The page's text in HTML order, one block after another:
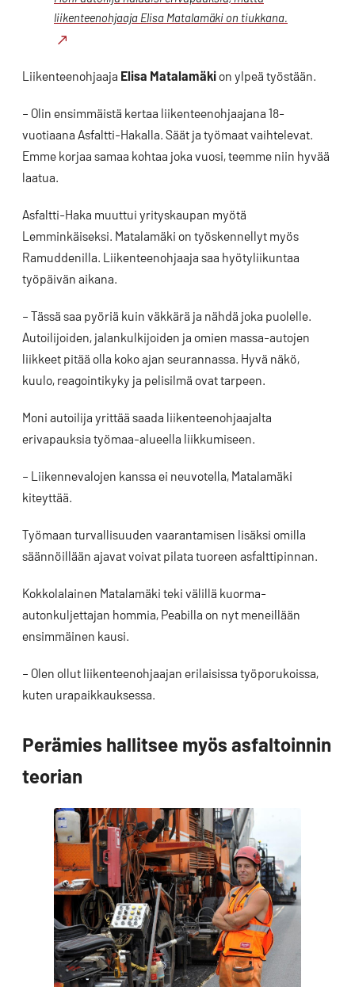
liikenteenohjaaja Elisa Matalamäki on tiukkana.
Liikenteenohjaaja Elisa Matalamäkion ylpeä työstään.
– Olin ensimmäistä kertaa liikenteenohjaajana 18-
vuotiaana Asfaltti-Hakalla. Säät ja työmaat vaihtelevat.
Emme korjaa samaa kohtaa joka vuosi, teemme niin hyvää
laatua.
Asfaltti-Haka muuttui yrityskaupan myötä
Lemminkäiseksi. Matalamäki on työskennellyt myös
Ramuddenilla. Liikenteenohjaaja saa hyötyliikuntaa
työpäivän aikana.
– Tässä saa pyöriä kuin väkkärä ja nähdä joka puolelle.
Autoilijoiden, jalankulkijoiden ja omien massa-autojen
liikkeet pitää olla koko ajan seurannassa. Hyvä näkö,
kuulo, reagointikyky ja pelisilmä ovat tarpeen.
Moni autoilija yrittää saada liikenteenohjaajalta
erivapauksia työmaa-alueella liikkumiseen.
– Liikennevalojen kanssa ei neuvotella, Matalamäki
kiteyttää.
Työmaan turvallisuuden vaarantamisen lisäksi omilla
säännöillään ajavat voivat pilata tuoreen asfalttipinnan.
Kokkolalainen Matalamäki teki välillä kuorma-
autonkuljettajan hommia, Peabilla on nyt meneillään
ensimmäinen kausi.
– Olen ollut liikenteenohjaajan erilaisissa työporukoissa,
kuten urapaikkauksessa.
Perämies hallitsee myös asfaltoinnin
teorian